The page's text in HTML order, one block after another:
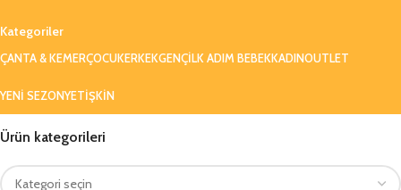
Kategoriler
ÇANTA & KEMERÇOCUKERKEKGENÇILK ADIM BEBEKKADINOUTLET
YENI SEZONYETIŞKIN
Ürün kategorileri